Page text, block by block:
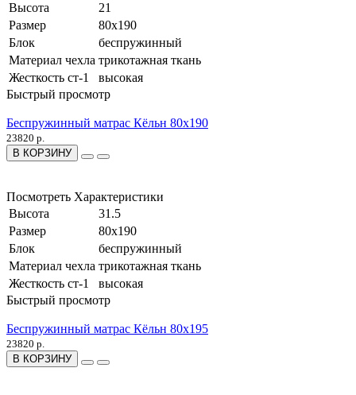
Высота
21
Размер
80x190
Блок
беспружинный
Материал чехла трикотажная ткань
Жесткость ст-1
высокая
Быстрый просмотр
Беспружинный матрас Кёльн 80x190
23820 р.
В КОРЗИНУ
Посмотреть Характеристики
Высота
31.5
Размер
80x190
Блок
беспружинный
Материал чехла трикотажная ткань
Жесткость ст-1
высокая
Быстрый просмотр
Беспружинный матрас Кёльн 80x195
23820 р.
В КОРЗИНУ